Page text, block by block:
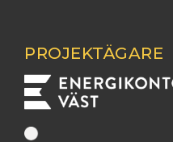
PROJEKTÄGARE